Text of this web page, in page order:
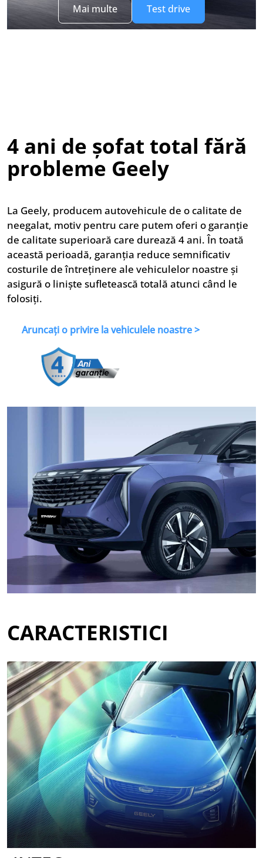
Mai multe Test drive
4 ani de șofat total fără
probleme Geely
La Geely, producem autovehicule de o calitate de
neegalat, motiv pentru care putem oferi o garanție
de calitate superioară care durează 4 ani. În toată
această perioadă, garanția reduce semnificativ
costurile de întreținere ale vehiculelor noastre și
asigură o liniște sufletească totală atunci când le
folosiți.
Aruncați o privire la vehiculele noastre >
CARACTERISTICI